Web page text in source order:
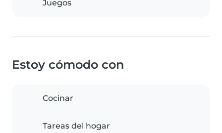
Juegos
Estoy cómodo con
Cocinar
Tareas del hogar